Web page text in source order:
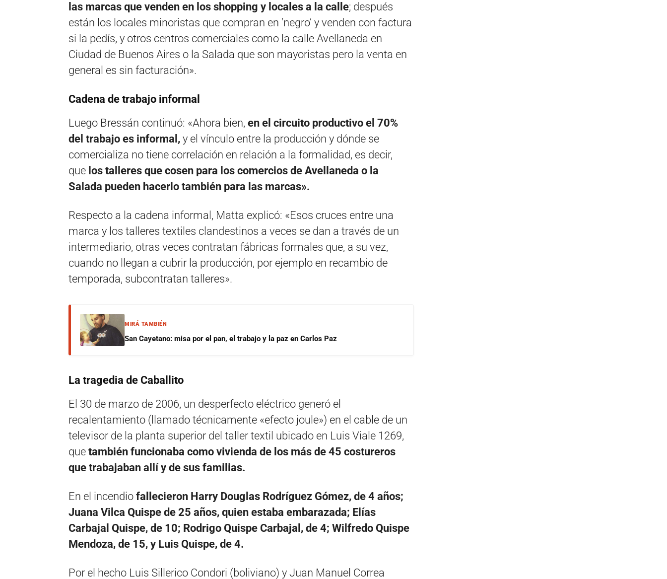
las marcas que venden en los shopping y locales a la calle; después
están los locales minoristas que compran en ‘negro’ y venden con factura
si la pedís, y otros centros comerciales como la calle Avellaneda en
Ciudad de Buenos Aires o la Salada que son mayoristas pero la venta en
general es sin facturación».
Cadena de trabajo informal
Luego Bressán continuó: «Ahora bien, en el circuito productivo el 70%
del trabajo es informal, y el vínculo entre la producción y dónde se
comercializa no tiene correlación en relación a la formalidad, es decir,
que los talleres que cosen para los comercios de Avellaneda o la
Salada pueden hacerlo también para las marcas».
Respecto a la cadena informal, Matta explicó: «Esos cruces entre una
marca y los talleres textiles clandestinos a veces se dan a través de un
intermediario, otras veces contratan fábricas formales que, a su vez,
cuando no llegan a cubrir la producción, por ejemplo en recambio de
temporada, subcontratan talleres».
MIRÁ TAMBIÉN
San Cayetano: misa por el pan, el trabajo y la paz en Carlos Paz
La tragedia de Caballito
El 30 de marzo de 2006, un desperfecto eléctrico generó el
recalentamiento (llamado técnicamente «efecto joule») en el cable de un
televisor de la planta superior del taller textil ubicado en Luis Viale 1269,
que también funcionaba como vivienda de los más de 45 costureros
que trabajaban allí y de sus familias.
En el incendio fallecieron Harry Douglas Rodríguez Gómez, de 4 años;
Juana Vilca Quispe de 25 años, quien estaba embarazada; Elías
Carbajal Quispe, de 10; Rodrigo Quispe Carbajal, de 4; Wilfredo Quispe
Mendoza, de 15, y Luis Quispe, de 4.
Por el hecho Luis Sillerico Condori (boliviano) y Juan Manuel Correa